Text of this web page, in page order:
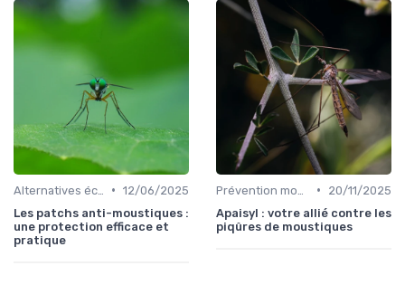
• 12/06/2025
Les patchs anti-moustiques :
une protection efficace et
pratique
•
20/11/2025
Apaisyl : votre allié contre les
piqûres de moustiques